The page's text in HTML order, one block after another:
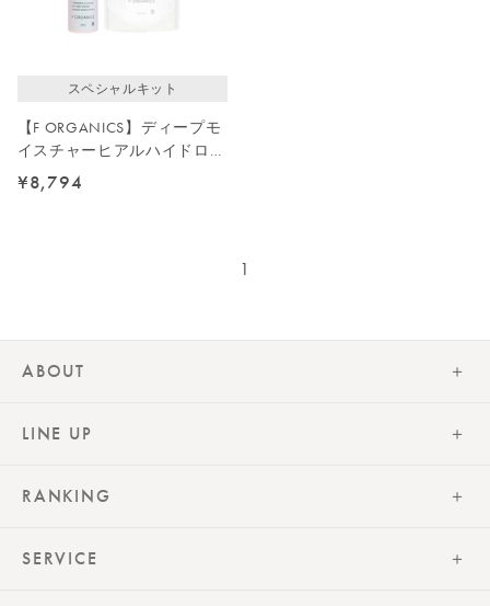
スペシャルキット
【F ORGANICS】ディープモ
イスチャーヒアルハイドロセ
ラム・ローション詰替えキッ
¥8,794
1
ABOUT
LINE UP
RANKING
SERVICE